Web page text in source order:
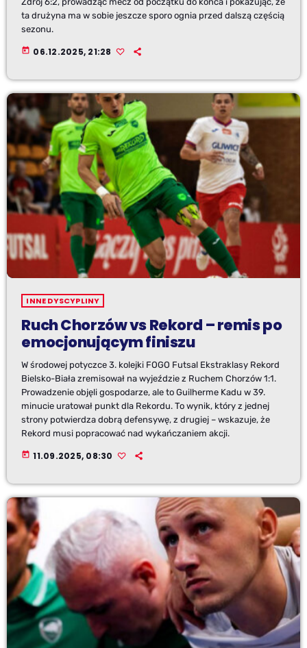
ta drużyna ma w sobie jeszcze sporo ognia przed dalszą częścią
sezonu.
today 06.12.2025, 21:28
INNE DYSCYPLINY
Ruch Chorzów vs Rekord – remis po
emocjonującym finiszu
W środowej potyczce 3. kolejki FOGO Futsal Ekstraklasy Rekord
Bielsko-Biała zremisował na wyjeździe z Ruchem Chorzów 1:1.
Prowadzenie objęli gospodarze, ale to Guilherme Kadu w 39.
minucie uratował punkt dla Rekordu. To wynik, który z jednej
strony potwierdza dobrą defensywę, z drugiej – wskazuje, że
Rekord musi popracować nad wykańczaniem akcji.
today 11.09.2025, 08:30